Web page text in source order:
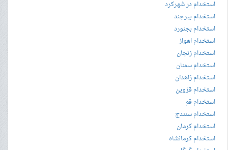
استخدام در شهرکرد
استخدام بیرجند
استخدام بجنورد
استخدام اهواز
استخدام زنجان
استخدام سمنان
استخدام زاهدان
استخدام قزوین
استخدام قم
استخدام سنندج
استخدام کرمان
استخدام کرمانشاه